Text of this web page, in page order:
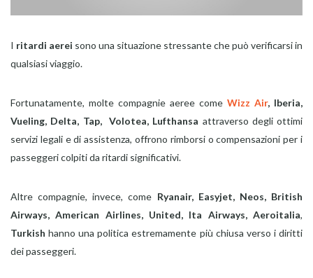
I ritardi aerei sono una situazione stressante che può verificarsi in
qualsiasi viaggio.
Fortunatamente, molte compagnie aeree come Wizz Air, Iberia,
Vueling, Delta, Tap, Volotea, Lufthansa attraverso degli ottimi
servizi legali e di assistenza, offrono rimborsi o compensazioni per i
passeggeri colpiti da ritardi significativi.
Altre compagnie, invece, come Ryanair, Easyjet, Neos, British
Airways, American Airlines, United, Ita Airways, Aeroitalia,
Turkishhanno una politica estremamente più chiusa verso i diritti
dei passeggeri.